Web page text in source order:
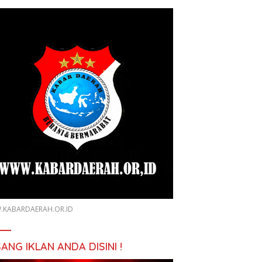
IKLAN ANDA DISINI !